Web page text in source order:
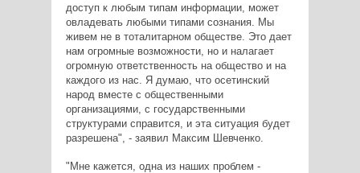
доступ к любым типам информации, может
овладевать любыми типами сознания. Мы
живем не в тоталитарном обществе. Это дает
нам огромные возможности, но и налагает
огромную ответственность на общество и на
каждого из нас. Я думаю, что осетинский
народ вместе с общественными
организациями, с государственными
структурами справится, и эта ситуация будет
разрешена", - заявил Максим Шевченко.
"Мне кажется, одна из наших проблем -